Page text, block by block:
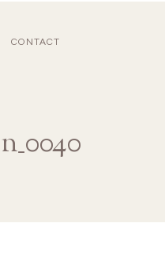
CONTACT